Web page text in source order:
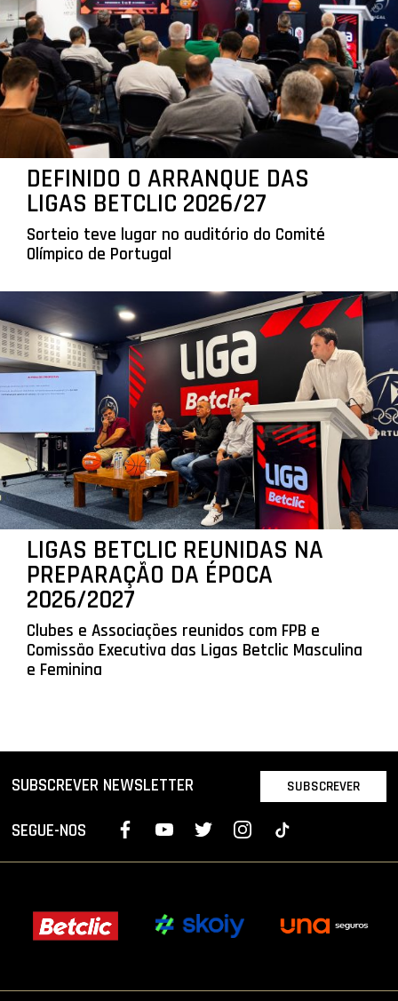
DEFINIDO O ARRANQUE DAS
LIGAS BETCLIC 2026/27
Sorteio teve lugar no auditório do Comité
Olímpico de Portugal
LIGAS BETCLIC REUNIDAS NA
PREPARAÇÃO DA ÉPOCA
2026/2027
Clubes e Associações reunidos com FPB e
Comissão Executiva das Ligas Betclic Masculina
e Feminina
SUBSCREVER NEWSLETTER SUBSCREVER
SEGUE-NOS